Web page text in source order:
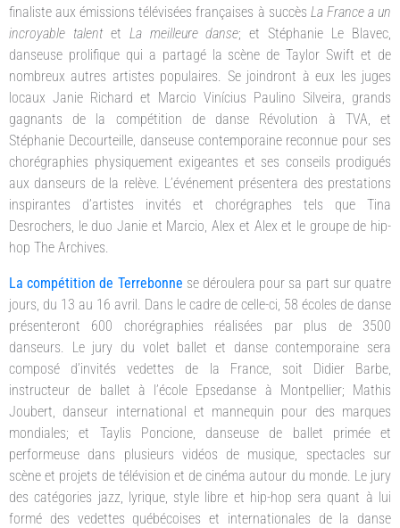
finaliste aux émissions télévisées françaises à succès La France a un
incroyable talentet La meilleure danse; et Stéphanie Le Blavec,
danseuse prolifique qui a partagé la scène de Taylor Swift et de
nombreux autres artistes populaires. Se joindront à eux les juges
locaux Janie Richard et Marcio Vinícius Paulino Silveira, grands
gagnants de la compétition de danse Révolution à TVA, et
Stéphanie Decourteille, danseuse contemporaine reconnue pour ses
chorégraphies physiquement exigeantes et ses conseils prodigués
aux danseurs de la relève. L’événement présentera des prestations
inspirantes d’artistes invités et chorégraphes tels que Tina
Desrochers, le duo Janie et Marcio, Alex et Alex et le groupe de hip-
hop The Archives.
La compétition de Terrebonne se déroulera pour sa part sur quatre
jours, du 13 au 16 avril. Dans le cadre de celle-ci, 58 écoles de danse
présenteront 600 chorégraphies réalisées par plus de 3500
danseurs. Le jury du volet ballet et danse contemporaine sera
composé d’invités vedettes de la France, soit Didier Barbe,
instructeur de ballet à l’école Epsedanse à Montpellier; Mathis
Joubert, danseur international et mannequin pour des marques
mondiales; et Taylis Poncione, danseuse de ballet primée et
performeuse dans plusieurs vidéos de musique, spectacles sur
scène et projets de télévision et de cinéma autour du monde. Le jury
des catégories jazz, lyrique, style libre et hip-hop sera quant à lui
formé des vedettes québécoises et internationales de la danse